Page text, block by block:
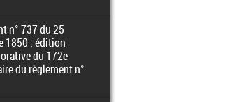
n° 737 du 25
1850 : édition
du 172e
du règlement n°